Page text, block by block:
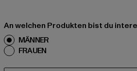
An welchen Produkten bist du
MÄNNER
FRAUEN